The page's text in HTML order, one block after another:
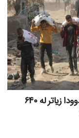
نەتەوە یەکگرتووەکان: لە سێ مانگی ڕابردوودا زیاتر لە 640